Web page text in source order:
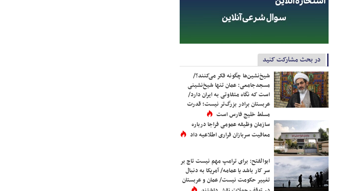
در بحث مشارکت کنید
شیخ‌نشین‌ها چگونه فکر می‌کنند؟/
مسجدجامعی: عمان تنها شیخ‌نشینی
است که نگاه متفاوتی به ایران دارد/
عربستان برادر بزرگ‌تر نیست؛ قدرت
مسلط خلیج فارس است
سازمان وظیفه عمومی فراجا درباره
معافیت سربازان فراری اطلاعیه داد
ابوالفتح: برای ترامپ مهم نیست تاج بر
سر کار باشد یا عمامه/ آمریکا به دنبال
تغییر حکومت نیست/ عمان و عربستان